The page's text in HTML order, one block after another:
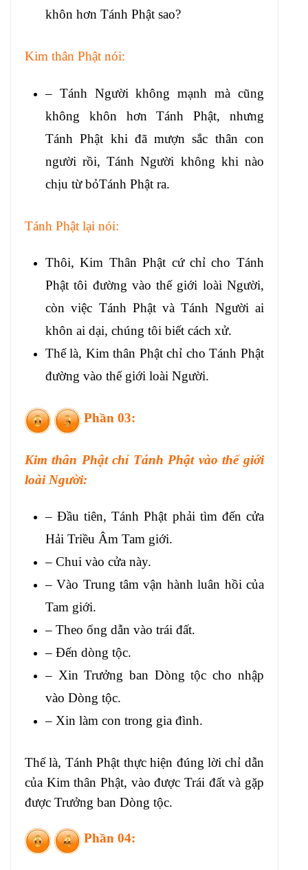
khôn hơn Tánh Phật sao?
Kim thân Phật nói:
– Tánh Người không mạnh mà cũng
không khôn hơn Tánh Phật, nhưng
Tánh Phật khi đã mượn sắc thân con
người rồi, Tánh Người không khi nào
chịu từ bỏTánh Phật ra.
Tánh Phật lại nói:
Thôi, Kim Thân Phật cứ chỉ cho Tánh
Phật tôi đường vào thế giới loài Người,
còn việc Tánh Phật và Tánh Người ai
khôn ai dại, chúng tôi biết cách xử.
Thế là, Kim thân Phật chỉ cho Tánh Phật
đường vào thế giới loài Người.
Phần 03:
Kim thân Phật chỉ Tánh Phật vào thế giới
loài Người:
– Đầu tiên, Tánh Phật phải tìm đến cửa
Hải Triều Âm Tam giới.
– Chui vào cửa này.
– Vào Trung tâm vận hành luân hồi của
Tam giới.
– Theo ống dẫn vào trái đất.
– Đến dòng tộc.
– Xin Trưởng ban Dòng tộc cho nhập
vào Dòng tộc.
– Xin làm con trong gia đình.
Thế là, Tánh Phật thực hiện đúng lời chỉ dẫn
của Kim thân Phật, vào được Trái đất và gặp
được Trưởng ban Dòng tộc.
Phần 04: